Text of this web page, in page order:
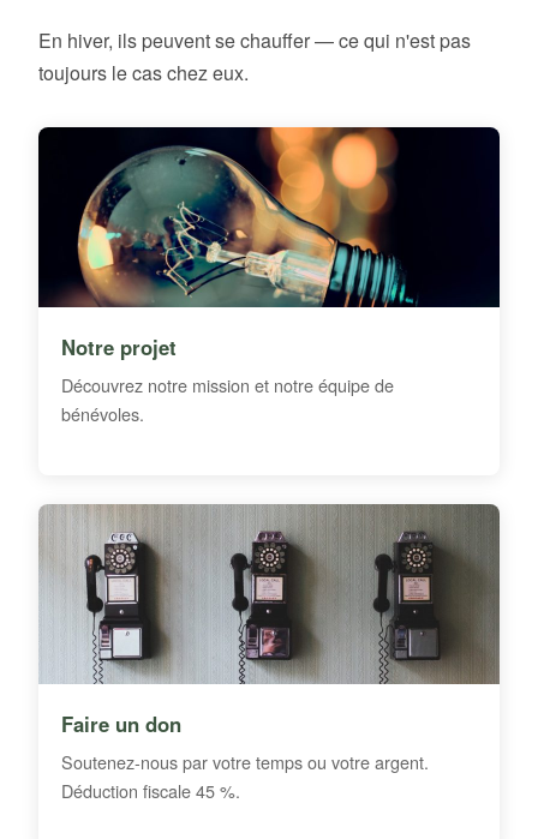
En hiver, ils peuvent se chauffer — ce qui n'est pas
toujours le cas chez eux.
Notre projet
Découvrez notre mission et notre équipe de
bénévoles.
Faire un don
Soutenez-nous par votre temps ou votre argent.
Déduction fiscale 45 %.